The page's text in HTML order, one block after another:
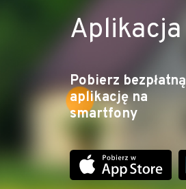
Pobierz bezpłatną
aplikację na
smartfony